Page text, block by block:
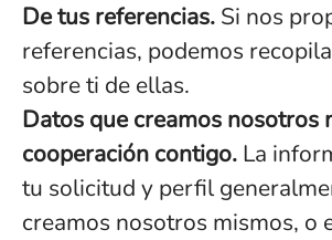
De tus referencias. Si nos
referencias, podemos
sobre ti de ellas.
Datos que creamos nosotros
cooperación contigo. La
tu solicitud y perfil
creamos nosotros mismos, o